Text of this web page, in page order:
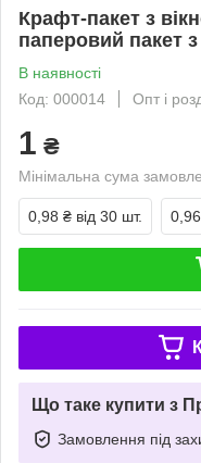
Крафт-пакет з
паперовий пакет
В наявності
Код: 000014
Опт і
1 ₴
Мінімальна сума
0,98 ₴ від 30 шт.
Що таке купити з
Замовлення під